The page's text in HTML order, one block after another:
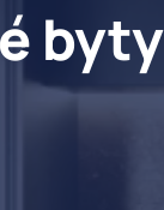
byty